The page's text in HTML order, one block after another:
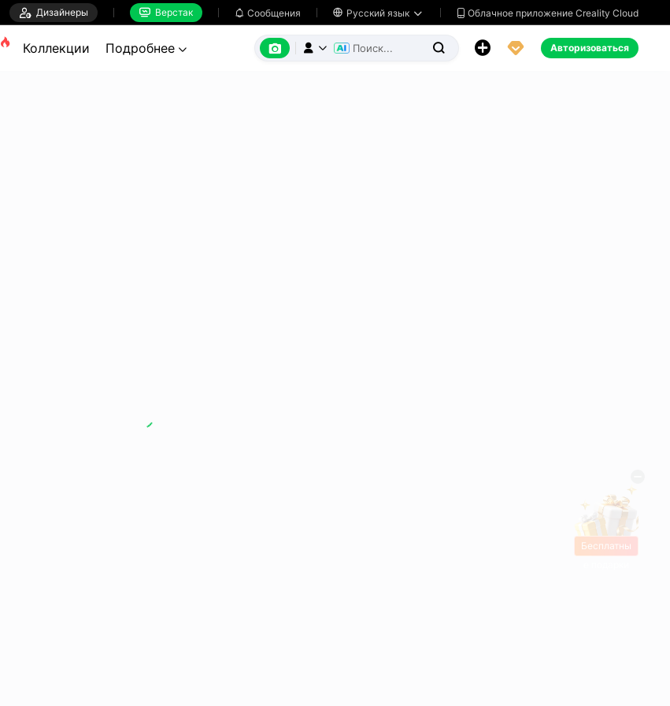
 Дизайнеры  Верстак  Сообщения  Русский язык   Облачное приложение Creality Cloud
 Коллекции Подробнее        Авторизоваться
Бесплатны